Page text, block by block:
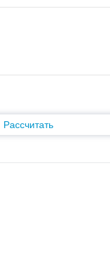
Рассчитать